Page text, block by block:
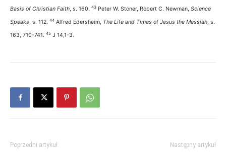
Basis of Christian Faith, s. 160. 43 Peter W. Stoner, Robert C. Newman, Science
Speaks, s. 112. 44 Alfred Edersheim, The Life and Times of Jesus the Messiah, s.
163, 710-741. 45 J 14,1-3.
Poprzedni artykuł Następny artykuł